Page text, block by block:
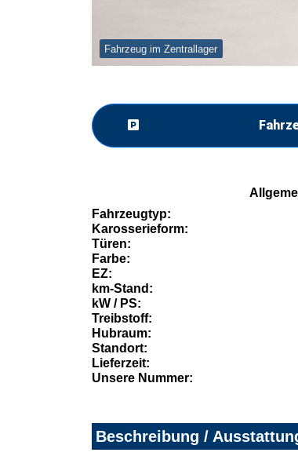
Fahrzeug im Zentrallager
Fahrzeugtyp:
Karosserieform:
Türen:
Farbe:
EZ:
km-Stand:
kW / PS:
Treibstoff:
Hubraum:
Standort:
Lieferzeit:
Unsere Nummer:
Beschreibung /